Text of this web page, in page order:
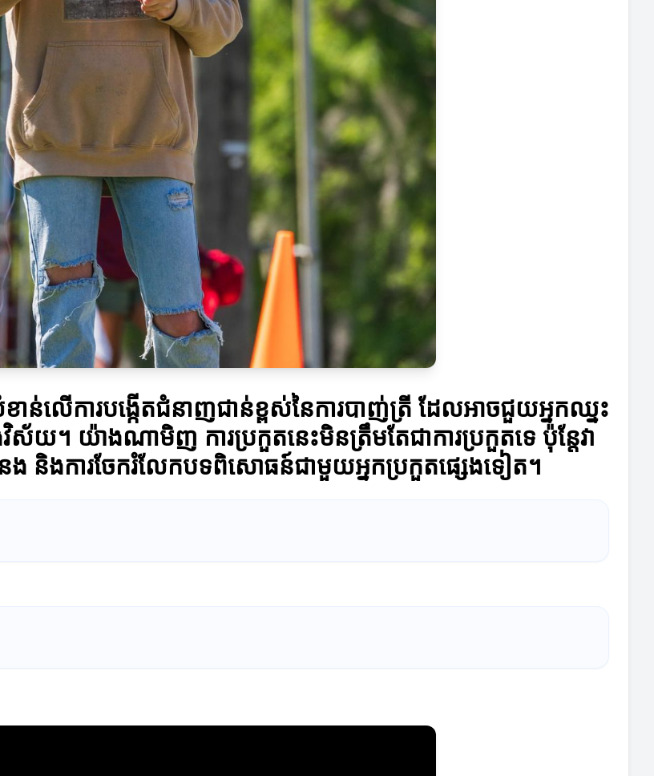
ាន់លើការបង្កើតជំនាញជាន់ខ្ពស់នៃការបាញ់ត្រី ដែលអាចជួយអ្នកឈ្នះ
វិស័យ។ យ៉ាងណាមិញ ការប្រកួតនេះមិនត្រឹមតែជាការប្រកួតទេ ប៉ុន្តែវា
ង និងការចែករំលែកបទពិសោធន៍ជាមួយអ្នកប្រកួតផ្សេងទៀត។